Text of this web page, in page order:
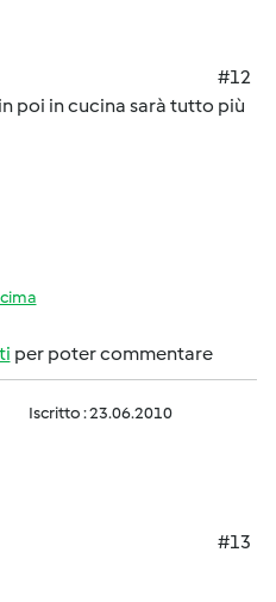
#12
poi in cucina sarà tutto più
per poter commentare
Iscritto : 23.06.2010
#13